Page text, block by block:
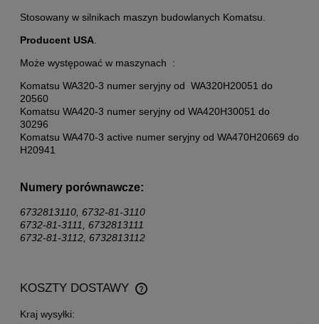
Stosowany w silnikach maszyn budowlanych Komatsu.
Producent USA
Może występować w maszynach :
Komatsu WA320-3 numer seryjny od WA320H20051 do
20560
Komatsu WA420-3 numer seryjny od WA420H30051 do
30296
Komatsu WA470-3 active numer seryjny od WA470H20669 do
H20941
Numery porównawcze:
6732813110, 6732-81-3110
6732-81-3111, 6732813111
6732-81-3112, 6732813112
KOSZTY DOSTAWY
CENA NIE ZAWIERA EWENTUALNYCH KOSZTÓW
PŁATNOŚCI
Kraj wysyłki: